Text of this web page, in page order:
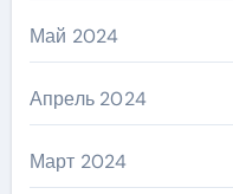
Май 2024
Апрель 2024
Март 2024